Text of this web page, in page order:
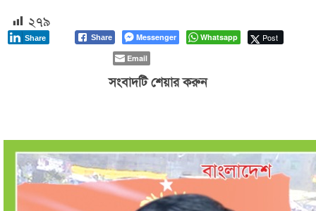
২৭৯
Share Messenger Whatsapp Post
Share
Email
সংবাদটি শেয়ার করুন